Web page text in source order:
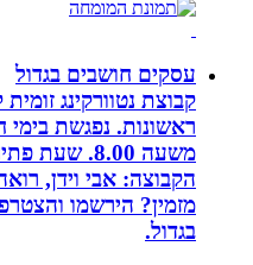
עסקים חושבים בגדול
קבוצת נטוורקינג זומית
ראשונות. נפגשת בימי
הקבוצה: אבי וידן, רואה
מזמין? הירשמו והצטרפו
בגדול.